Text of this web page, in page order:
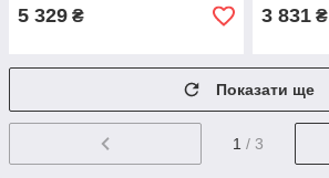
5 329 ₴ 3 831 ₴
Показати ще
1 / 3